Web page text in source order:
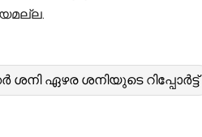
ഏഴര ശനിയുടെ റിപ്പോർട്ട്